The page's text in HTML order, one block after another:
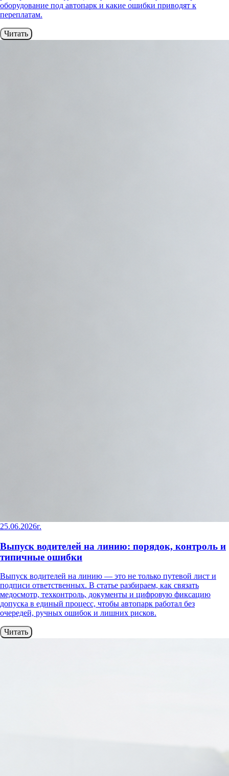
оборудование под автопарк и какие ошибки приводят к
переплатам.
Читать
25.06.2026г.
Выпуск водителей на линию: порядок, контроль и
типичные ошибки
Выпуск водителей на линию — это не только путевой лист и
подписи ответственных. В статье разбираем, как связать
медосмотр, техконтроль, документы и цифровую фиксацию
допуска в единый процесс, чтобы автопарк работал без
очередей, ручных ошибок и лишних рисков.
Читать